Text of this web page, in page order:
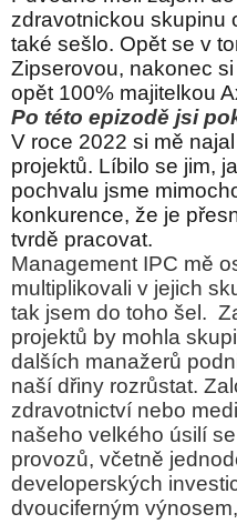
zdravotnickou skupinu
také sešlo. Opět se v
Zipserovou, nakonec
opět 100% majitelkou
Po této epizodě jsi
V roce 2022 si mě
projektů. Líbilo se jim,
pochvalu jsme
konkurence, že je
tvrdě pracovat.
Management IPC mě
multiplikovali v jejich
tak jsem do toho šel.
projektů by mohla
dalších manažerů
naší dřiny rozrůstat.
zdravotnictví nebo
našeho velkého úsilí
provozů, včetně
developerských
dvouciferným